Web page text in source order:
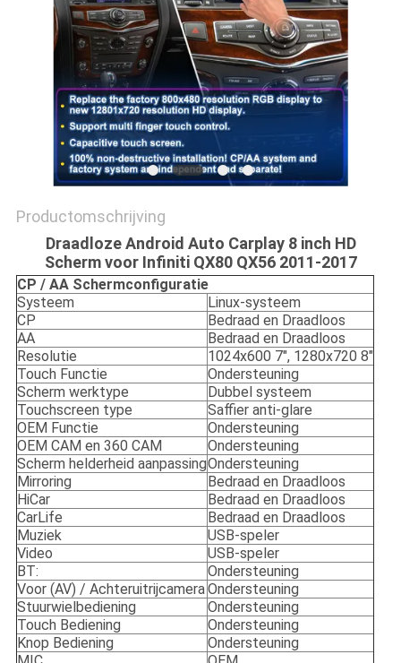
Productomschrijving
Draadloze Android Auto Carplay 8 inch HD
Scherm voor Infiniti QX80 QX56 2011-2017
CP / AA Schermconfiguratie
Systeem
Linux-systeem
CP
Bedraad en Draadloos
AA
Bedraad en Draadloos
Resolutie
1024x600 7", 1280x720 8"
Touch Functie
Ondersteuning
Scherm werktype
Dubbel systeem
Touchscreen type
Saffier anti-glare
OEM Functie
Ondersteuning
OEM CAM en 360 CAM
Ondersteuning
Scherm helderheid aanpassingOndersteuning
Mirroring
Bedraad en Draadloos
HiCar
Bedraad en Draadloos
CarLife
Bedraad en Draadloos
Muziek
USB-speler
Video
USB-speler
BT:
Ondersteuning
Voor (AV) / AchteruitrijcameraOndersteuning
Stuurwielbediening
Ondersteuning
Touch Bediening
Ondersteuning
Knop Bediening
Ondersteuning